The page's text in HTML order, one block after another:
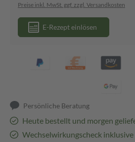
Preise inkl. MwSt. ggf. zzgl. Versandkosten
E-Rezept einlösen
Persönliche Beratung
Heute bestellt und morgen
Wechselwirkungscheck inklusive